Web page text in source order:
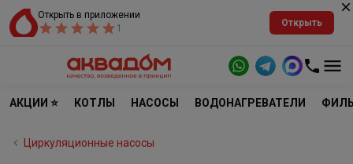
Открыть в приложении
1
Открыть
АКЦИИ ⭐ КОТЛЫ НАСОСЫ ВОДОНАГРЕВАТЕЛИ
Циркуляционные насосы